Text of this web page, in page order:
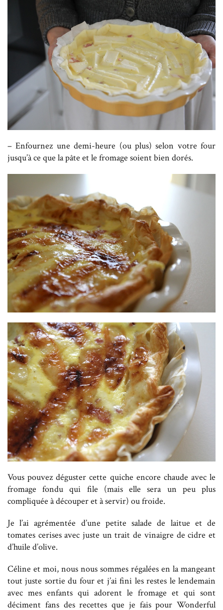
– Enfournez une demi-heure (ou plus) selon votre four
jusqu’à ce que la pâte et le fromage soient bien dorés.
Vous pouvez déguster cette quiche encore chaude avec le
fromage fondu qui file (mais elle sera un peu plus
compliquée à découper et à servir) ou froide.
Je l’ai agrémentée d’une petite salade de laitue et de
tomates cerises avec juste un trait de vinaigre de cidre et
d’huile d’olive.
Céline et moi, nous nous sommes régalées en la mangeant
tout juste sortie du four et j’ai fini les restes le lendemain
avec mes enfants qui adorent le fromage et qui sont
déciment fans des recettes que je fais pour Wonderful